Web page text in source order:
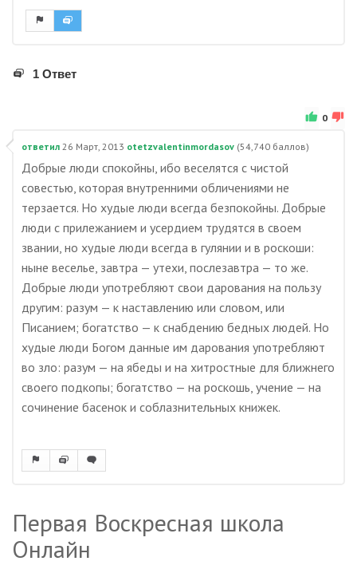
1 Ответ
0
ответил 26 Март, 2013 otetzvalentinmordasov (54,740 баллов)
Добрые люди спокойны, ибо веселятся с чистой
совестью, которая внутренними обличениями не
терзается. Но худые люди всегда безпокойны. Добрые
люди с прилежанием и усердием трудятся в своем
звании, но худые люди всегда в гулянии и в роскоши:
ныне веселье, завтра — утехи, послезавтра — то же.
Добрые люди употребляют свои дарования на пользу
другим: разум — к наставлению или словом, или
Писанием; богатство — к снабдению бедных людей. Но
худые люди Богом данные им дарования употребляют
во зло: разум — на ябеды и на хитростные для ближнего
своего подкопы; богатство — на роскошь, учение — на
сочинение басенок и соблазнительных книжек.
Первая Воскресная школа
Онлайн